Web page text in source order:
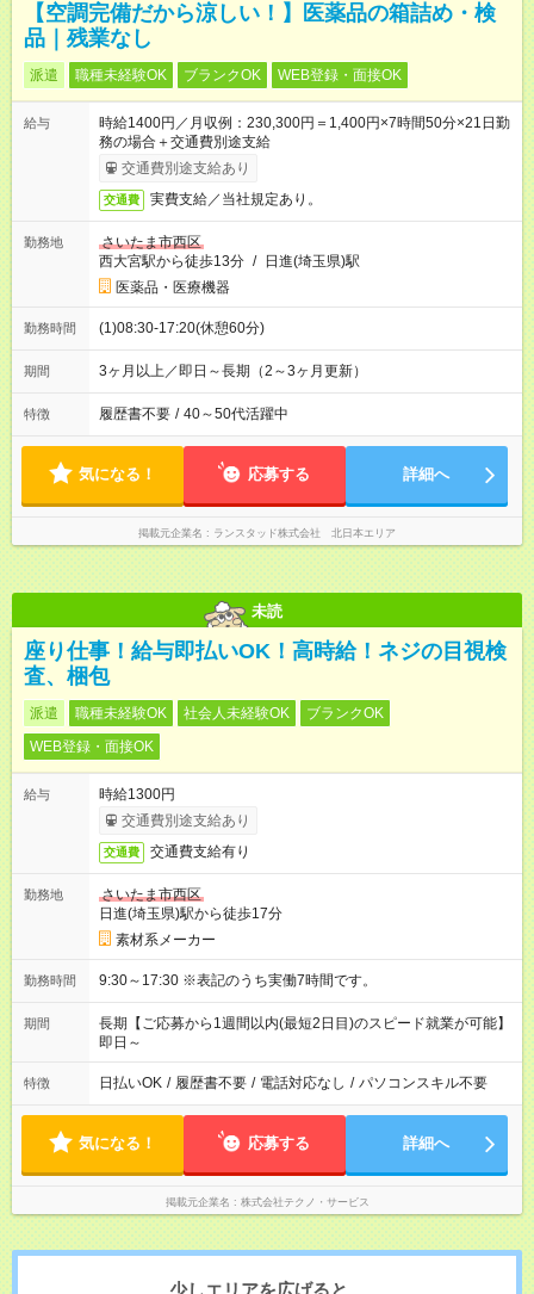
【空調完備だから涼しい！】医薬品の箱詰め・検
品｜残業なし
派遣 職種未経験OK ブランクOK WEB登録・面接OK
給与
時給1400円／月収例：230,300円＝1,400円×7時間50分×21日勤
務の場合＋交通費別途支給
交通費別途支給あり
交通費 実費支給／当社規定あり。
勤務地
さいたま市西区
西大宮駅から徒歩13分 / 日進(埼玉県)駅
医薬品・医療機器
勤務時間 (1)08:30-17:20(休憩60分)
期間 3ヶ月以上／即日～長期（2～3ヶ月更新）
特徴 履歴書不要 / 40～50代活躍中
気になる！ 応募する 詳細へ
掲載元企業名 ランスタッド株式会社 北日本エリア
未読
座り仕事！給与即払いOK！高時給！ネジの目視検
査、梱包
派遣 職種未経験OK 社会人未経験OK
ブランクOK
WEB登録・面接OK
給与
時給1300円
交通費別途支給あり
交通費 交通費支給有り
勤務地
さいたま市西区
日進(埼玉県)駅から徒歩17分
素材系メーカー
勤務時間 9:30～17:30 ※表記のうち実働7時間です。
期間
長期【ご応募から1週間以内(最短2日目)のスピード就業が可能】
即日～
特徴 日払いOK / 履歴書不要 / 電話対応なし / パソコンスキル不要
気になる！ 応募する 詳細へ
掲載元企業名 株式会社テクノ・サービス
少しエリアを広げると、